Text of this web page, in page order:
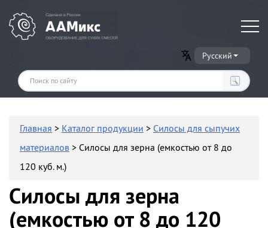
Оборудование для производства сухих строительных смесей
Русский
Главная > Каталог продукции > Силосы для сыпучих
материалов > Силосы для зерна (емкостью от 8 до
120 куб. м.)
Силосы для зерна
(емкостью от 8 до 120